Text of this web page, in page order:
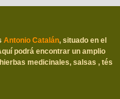
Antonio Catalán, situado en el
podrá encontrar un amplio
medicinales, salsas , tés